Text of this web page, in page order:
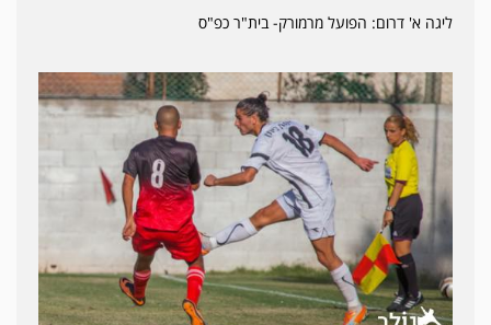
ליגה א' דרום: הפועל מרמורק- בית"ר כפ"ס